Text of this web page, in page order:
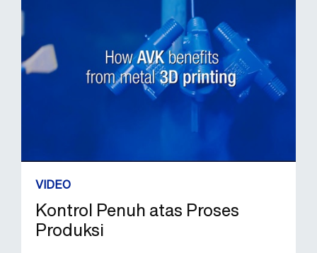
VIDEO
Kontrol Penuh atas Proses
Produksi